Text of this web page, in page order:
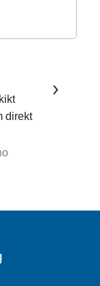
direkt